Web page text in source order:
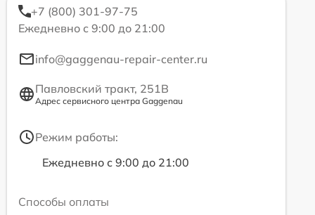
+7 (800) 301-97-75
Ежедневно с 9:00 до 21:00
info@gaggenau-repair-center.ru
Павловский тракт, 251В
Адрес сервисного центра Gaggenau
Режим работы:
Ежедневно с 9:00 до 21:00
Способы оплаты